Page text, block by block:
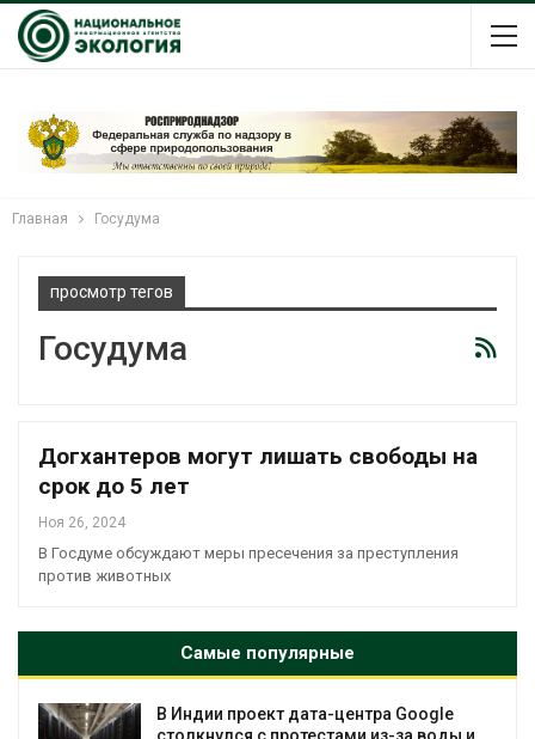
Главная Госудума
просмотр тегов
Госудума
Догхантеров могут лишать свободы на
срок до 5 лет
Ноя 26, 2024
В Госдуме обсуждают меры пресечения за преступления
против животных
Самые популярные
В Индии проект дата-центра Google